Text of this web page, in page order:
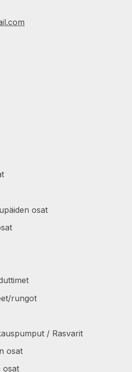
osat
rungot
/ Rasvarit
osat
osat